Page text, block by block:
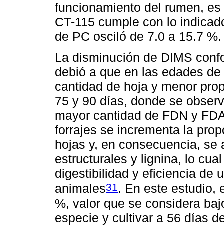
funcionamiento del rumen,
CT-115 cumple con lo
de PC osciló de 7.0 a 15.7 %.
La disminución de DIMS
debió a que en las edades
cantidad de hoja y menor
75 y 90 días, donde se
mayor cantidad de FDN y
forrajes se incrementa la
hojas y, en consecuencia,
estructurales y lignina, lo
digestibilidad y eficiencia de
animales31 . En este estudio,
%, valor que se considera
especie y cultivar a 56 días